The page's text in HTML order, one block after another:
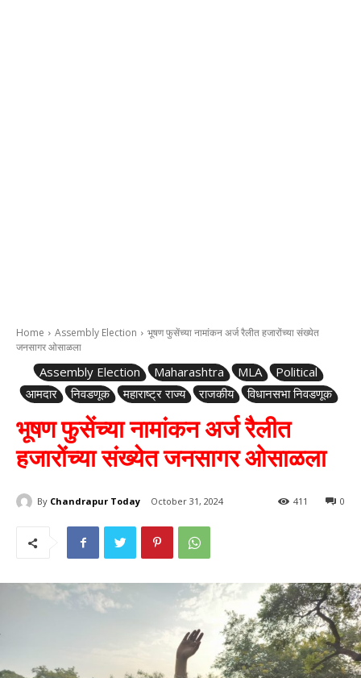
Home Assembly Election
भूषण फुसेंच्या नामांकन अर्ज रैलीत हजारोंच्या संख्येत
जनसागर ओसाळला
Assembly Election Maharashtra MLA
Political
आमदार
निवडणूक महाराष्ट्र राज्य राजकीय विधानसभा निवडणूक
भूषण फुसेंच्या नामांकन अर्ज रैलीत
हजारोंच्या संख्येत जनसागर ओसाळला
By Chandrapur Today October 31, 2024 0
411